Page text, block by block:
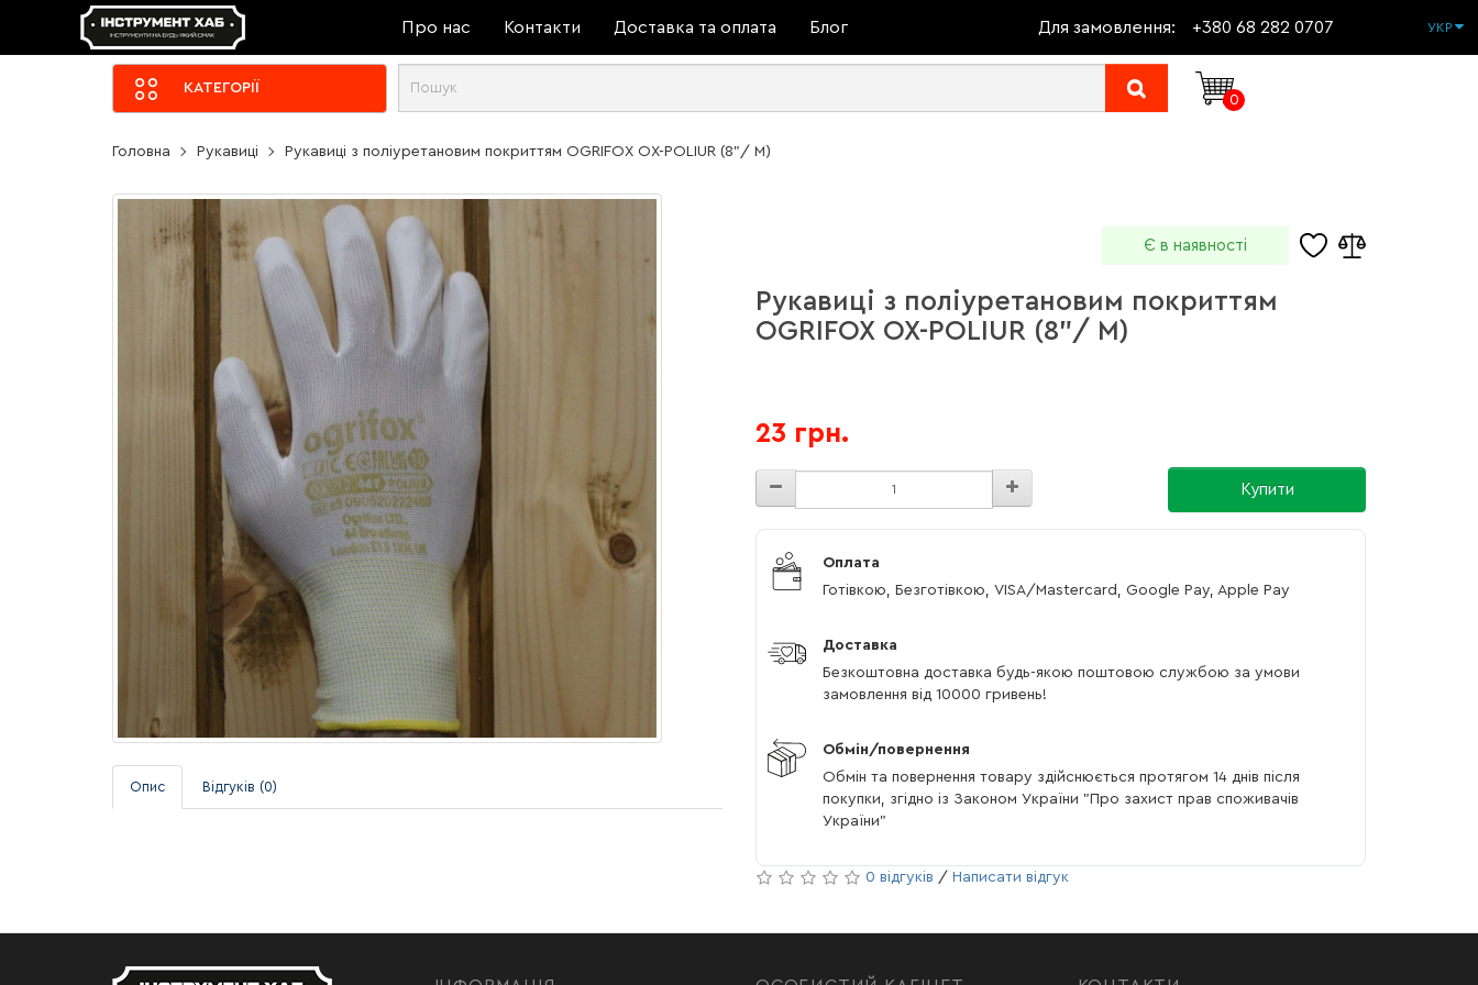
Про нас Контакти Доставка та оплата Блог Для замовлення: +380 68 282 0707 УКР
КАТЕГОРІЇ
0
Головна Рукавиці Рукавиці з поліуретановим покриттям OGRIFOX OX-POLIUR (8"/ M)
Опис Відгуків (0)
Є в наявності
Рукавиці з поліуретановим покриттям
OGRIFOX OX-POLIUR (8"/ M)
23 грн.
Купити
Оплата
Готівкою, Безготівкою, VISA/Mastercard, Google Pay, Apple Pay
Доставка
Безкоштовна доставка будь-якою поштовою службою за умови
замовлення від 10000 гривень!
Обмін/повернення
Обмін та повернення товару здійснюється протягом 14 днів після
покупки, згідно із Законом України "Про захист прав споживачів
України"
0 відгуків / Написати відгук